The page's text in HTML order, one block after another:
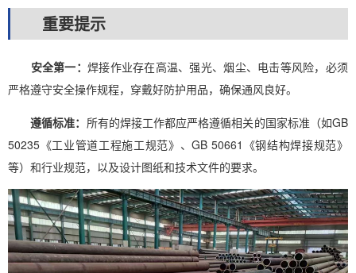
重要提示
安全第一： 焊接作业存在高温、强光、烟尘、电击等风险，必须
严格遵守安全操作规程，穿戴好防护用品，确保通风良好。
遵循标准： 所有的焊接工作都应严格遵循相关的国家标准（如GB
50235《工业管道工程施工规范》、GB 50661《钢结构焊接规范》
等）和行业规范，以及设计图纸和技术文件的要求。